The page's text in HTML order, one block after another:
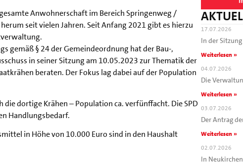
Anwohnerschaft im Bereich Springenweg /
seit vielen Jahren. Seit Anfang 2021 gibt es hierzu
gemäß § 24 der Gemeindeordnung hat der Bau-,
in seiner Sitzung am 10.05.2023 zur Thematik der
beraten. Der Fokus lag dabei auf der Population
die dortige Krähen – Population ca. verfünffacht. Die SPD
Handlungsbedarf.
in Höhe von 10.000 Euro sind in den Haushalt
17.07.2026
In der
Weiterlesen »
04.07.2026
Die
Weiterlesen »
03.07.2026
Der Antrag
Weiterlesen »
02.07.2026
In